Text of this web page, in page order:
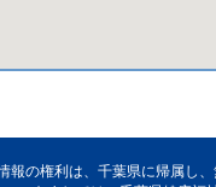
報の権利は、千葉県に帰属し